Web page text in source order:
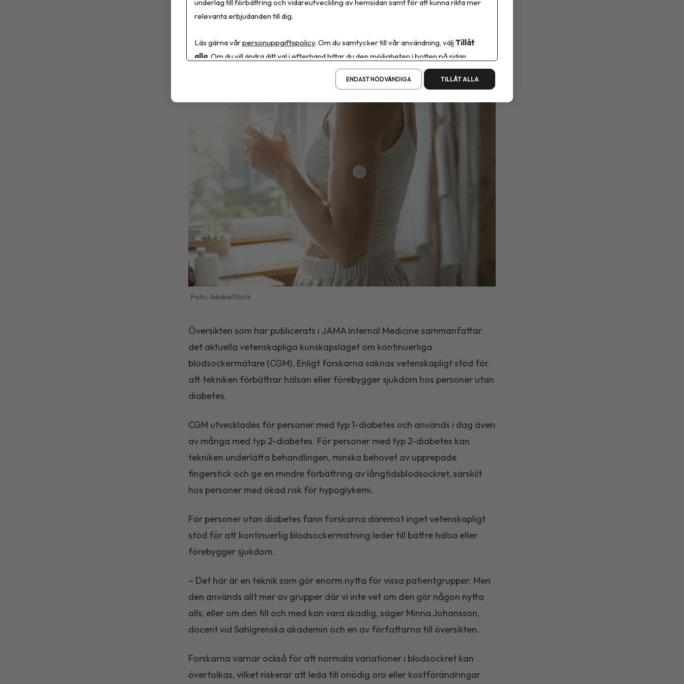
att kontinuerliga blodsockermätare förbättrar hälsan eller förebygger
Nina Granberg
AdobeStock
Översikten som har publicerats i JAMA Internal Medicine sammanfattar
det aktuella vetenskapliga kunskapsläget om kontinuerliga
blodsockermätare (CGM). Enligt forskarna saknas vetenskapligt stöd för
att tekniken förbättrar hälsan eller förebygger sjukdom hos personer utan
diabetes.
CGM utvecklades för personer med typ 1-diabetes och används i dag även
av många med typ 2-diabetes. För personer med typ 2-diabetes kan
tekniken underlätta behandlingen, minska behovet av upprepade
fingerstick och ge en mindre förbättring av långtidsblodsockret, särskilt
hos personer med ökad risk för hypoglykemi.
För personer utan diabetes fann forskarna däremot inget vetenskapligt
stöd för att kontinuerlig blodsockermätning leder till bättre hälsa eller
förebygger sjukdom.
– Det här är en teknik som gör enorm nytta för vissa patientgrupper. Men
den används allt mer av grupper där vi inte vet om den gör någon nytta
alls, eller om den till och med kan vara skadlig, säger Minna Johansson,
docent vid Sahlgrenska akademin och en av författarna till översikten.
Forskarna varnar också för att normala variationer i blodsockret kan
övertolkas, vilket riskerar att leda till onödig oro eller kostförändringar
underlag till förbättring och vidareutveckling av hemsidan samt för att kunna rikta mer
relevanta erbjudanden till dig.
Läs gärna vårpersonuppgiftspolicy. Om du samtycker till vår användning, väljTillåt
alla . Om du vill ändra ditt val i efterhand hittar du den möjligheten i botten på sidan.
ENDAST NÖDVÄNDIGA TILLÅT ALLA